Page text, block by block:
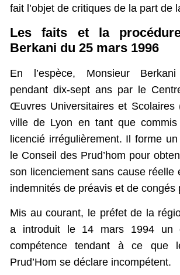
fait l’objet de critiques de la part de
Les faits et la
Berkani du 25 mars 1996
En l’espèce, Monsieur
pendant dix-sept ans par le
Œuvres Universitaires et Scolaires
ville de Lyon en tant que
licencié irrégulièrement. Il forme
le Conseil des Prud’hom pour
son licenciement sans cause réelle
indemnités de préavis et de congés
Mis au courant, le préfet de la
a introduit le 14 mars 1994 un
compétence tendant à ce que
Prud’Hom se déclare incompétent.